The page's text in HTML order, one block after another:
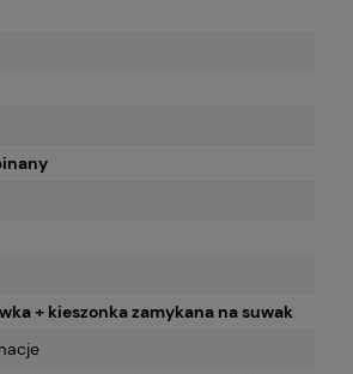
+ kieszonka zamykana na suwak